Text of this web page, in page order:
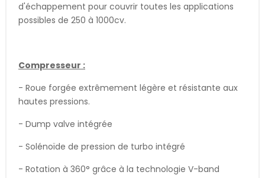
d'échappement pour couvrir toutes les applications
possibles de 250 à 1000cv.
Compresseur :
- Roue forgée extrêmement légère et résistante aux
hautes pressions.
- Dump valve intégrée
- Solénoïde de pression de turbo intégré
- Rotation à 360° grâce à la technologie V-band